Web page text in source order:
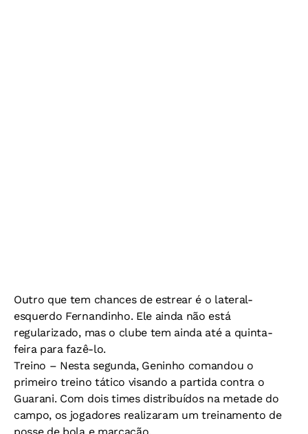
Outro que tem chances de estrear é o lateral-
esquerdo Fernandinho. Ele ainda não está
regularizado, mas o clube tem ainda até a quinta-
feira para fazê-lo.
Treino – Nesta segunda, Geninho comandou o
primeiro treino tático visando a partida contra o
Guarani. Com dois times distribuídos na metade do
campo, os jogadores realizaram um treinamento de